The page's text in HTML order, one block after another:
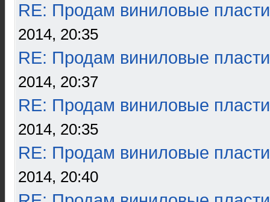
RE: Продам виниловые
2014, 20:35
RE: Продам виниловые
2014, 20:37
RE: Продам виниловые
2014, 20:35
RE: Продам виниловые
2014, 20:40